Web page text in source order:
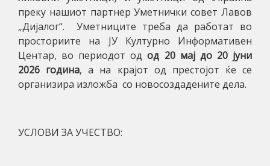
преку нашиот партнер Уметнички совет Лавов
„Дијалог“. Уметниците треба да работат во
просториите на ЈУ Културно Информативен
Центар, во периодот одод 20мај до 20 јуни
2026 година, а на крајот од престојот ќе се
организира изложба со новосоздадените дела.
УСЛОВИ ЗА УЧЕСТВО: